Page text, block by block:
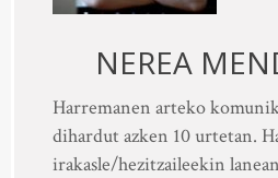
NEREA
Harremanen arteko
dihardut azken 10 urtetan.
irakasle/hezitzaileekin